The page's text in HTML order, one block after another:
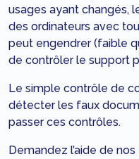
usages ayant changés,
des ordinateurs avec
peut engendrer (faible
de contrôler le support
Le simple contrôle de
détecter les faux
passer ces contrôles.
Demandez l’aide de